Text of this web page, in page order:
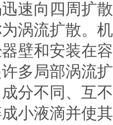
速向四周扩
涡流扩散。
壁和安装在
多局部涡流
不同、互不
小液滴并使